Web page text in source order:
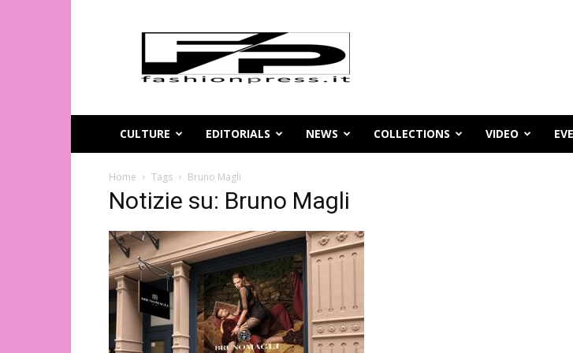
Magazine
moda
online
FashionPress.it
CULTURE
EDITORIALS NEWS COLLECTIONS VIDEO
Home Tags Bruno Magli
Notizie su: Bruno Magli